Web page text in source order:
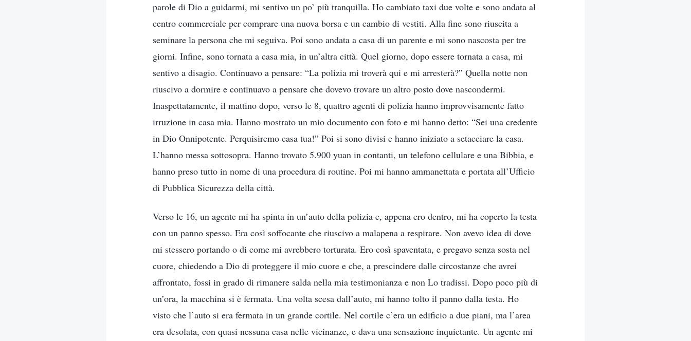
parole di Dio a guidarmi, mi sentivo un po’ più tranquilla. Ho cambiato taxi due volte e sono andata al
centro commerciale per comprare una nuova borsa e un cambio di vestiti. Alla fine sono riuscita a
seminare la persona che mi seguiva. Poi sono andata a casa di un parente e mi sono nascosta per tre
giorni. Infine, sono tornata a casa mia, in un’altra città. Quel giorno, dopo essere tornata a casa, mi
sentivo a disagio. Continuavo a pensare: “La polizia mi troverà qui e mi arresterà?” Quella notte non
riuscivo a dormire e continuavo a pensare che dovevo trovare un altro posto dove nascondermi.
Inaspettatamente, il mattino dopo, verso le 8, quattro agenti di polizia hanno improvvisamente fatto
irruzione in casa mia. Hanno mostrato un mio documento con foto e mi hanno detto: “Sei una credente
in Dio Onnipotente. Perquisiremo casa tua!” Poi si sono divisi e hanno iniziato a setacciare la casa.
L’hanno messa sottosopra. Hanno trovato 5.900 yuan in contanti, un telefono cellulare e una Bibbia, e
hanno preso tutto in nome di una procedura di routine. Poi mi hanno ammanettata e portata all’Ufficio
di Pubblica Sicurezza della città.
Verso le 16, un agente mi ha spinta in un’auto della polizia e, appena ero dentro, mi ha coperto la testa
con un panno spesso. Era così soffocante che riuscivo a malapena a respirare. Non avevo idea di dove
mi stessero portando o di come mi avrebbero torturata. Ero così spaventata, e pregavo senza sosta nel
cuore, chiedendo a Dio di proteggere il mio cuore e che, a prescindere dalle circostanze che avrei
affrontato, fossi in grado di rimanere salda nella mia testimonianza e non Lo tradissi. Dopo poco più di
un’ora, la macchina si è fermata. Una volta scesa dall’auto, mi hanno tolto il panno dalla testa. Ho
visto che l’auto si era fermata in un grande cortile. Nel cortile c’era un edificio a due piani, ma l’area
era desolata, con quasi nessuna casa nelle vicinanze, e dava una sensazione inquietante. Un agente mi